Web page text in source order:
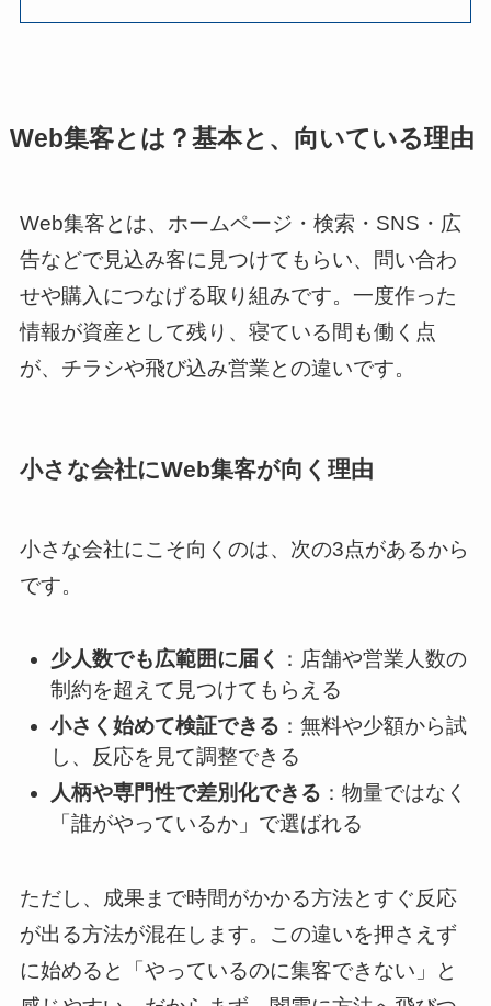
Web集客とは？基本と、向いている理由
Web集客とは、ホームページ・検索・SNS・広
告などで見込み客に見つけてもらい、問い合わ
せや購入につなげる取り組みです。一度作った
情報が資産として残り、寝ている間も働く点
が、チラシや飛び込み営業との違いです。
小さな会社にWeb集客が向く理由
小さな会社にこそ向くのは、次の3点があるから
です。
少人数でも広範囲に届く
：店舗や営業人数の
制約を超えて見つけてもらえる
小さく始めて検証できる ：無料や少額から試
し、反応を見て調整できる
人柄や専門性で差別化できる ：物量ではなく
「誰がやっているか」で選ばれる
ただし、成果まで時間がかかる方法とすぐ反応
が出る方法が混在します。この違いを押さえず
に始めると「やっているのに集客できない」と